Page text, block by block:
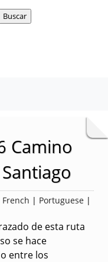
Camino
French | Portuguese |
de esta ruta
se hace
entre los